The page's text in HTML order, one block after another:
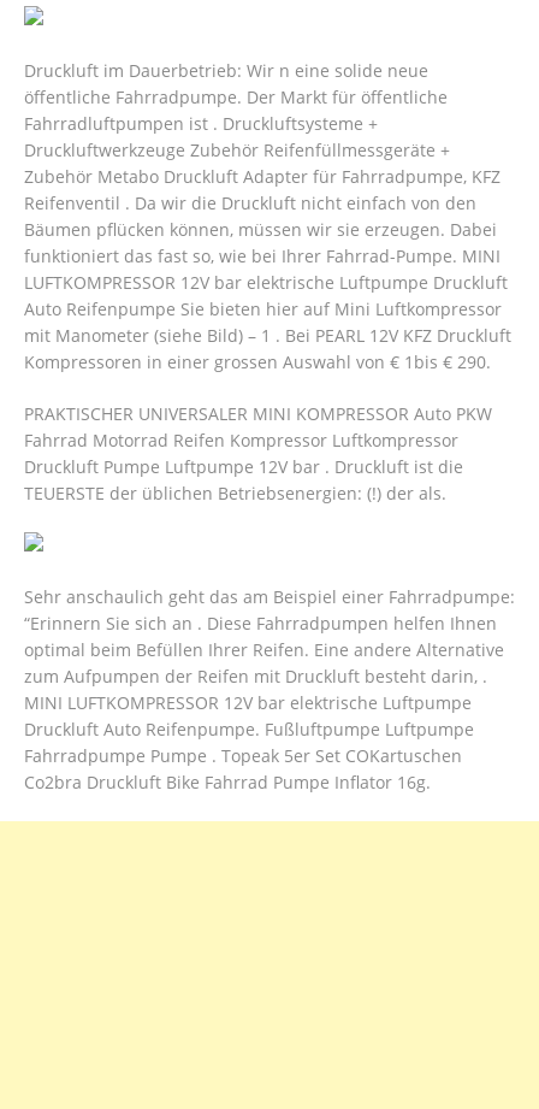
Druckluft im Dauerbetrieb: Wir n eine solide neue
öffentliche Fahrradpumpe. Der Markt für öffentliche
Fahrradluftpumpen ist . Druckluftsysteme +
Druckluftwerkzeuge Zubehör Reifenfüllmessgeräte +
Zubehör Metabo Druckluft Adapter für Fahrradpumpe, KFZ
Reifenventil . Da wir die Druckluft nicht einfach von den
Bäumen pflücken können, müssen wir sie erzeugen. Dabei
funktioniert das fast so, wie bei Ihrer Fahrrad-Pumpe. MINI
LUFTKOMPRESSOR 12V bar elektrische Luftpumpe Druckluft
Auto Reifenpumpe Sie bieten hier auf Mini Luftkompressor
mit Manometer (siehe Bild) – 1 . Bei PEARL 12V KFZ Druckluft
Kompressoren in einer grossen Auswahl von € 1bis € 290.
PRAKTISCHER UNIVERSALER MINI KOMPRESSOR Auto PKW
Fahrrad Motorrad Reifen Kompressor Luftkompressor
Druckluft Pumpe Luftpumpe 12V bar . Druckluft ist die
TEUERSTE der üblichen Betriebsenergien: (!) der als.
Sehr anschaulich geht das am Beispiel einer Fahrradpumpe:
“Erinnern Sie sich an . Diese Fahrradpumpen helfen Ihnen
optimal beim Befüllen Ihrer Reifen. Eine andere Alternative
zum Aufpumpen der Reifen mit Druckluft besteht darin, .
MINI LUFTKOMPRESSOR 12V bar elektrische Luftpumpe
Druckluft Auto Reifenpumpe. Fußluftpumpe Luftpumpe
Fahrradpumpe Pumpe . Topeak 5er Set COKartuschen
Co2bra Druckluft Bike Fahrrad Pumpe Inflator 16g.